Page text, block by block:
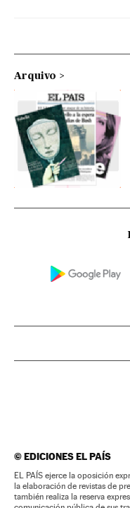
Arquivo
©EDICIONES EL PAÍS
EL PAÍS ejerce la oposición
la elaboración de revistas de
también realiza la reserva